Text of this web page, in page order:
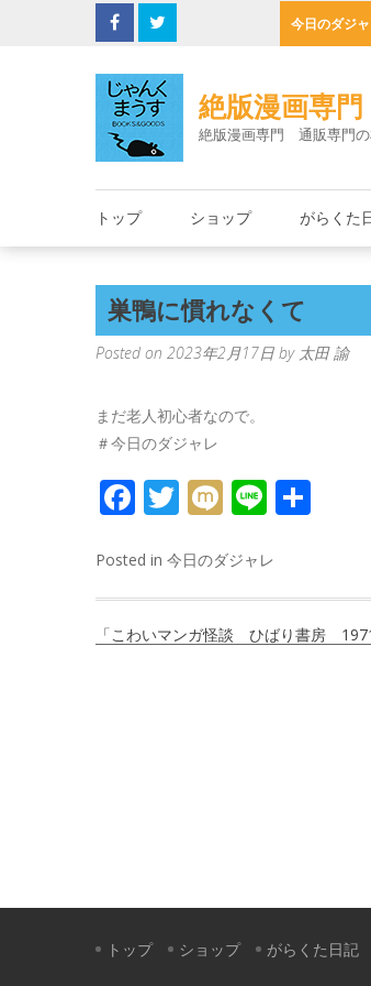
今日のダジ
絶版漫画専
絶版漫画専門 通販専門の
トップ ショップ がらくた
巣鴨に慣れなくて
Posted on 2023年2月17日 by 太田 諭
まだ老人初心者なので。
＃今日のダジャレ
FACEBOOK
TWITTER
MIXILINE
Posted in 今日のダジャレ
「こわいマンガ怪談 ひばり書房 1971
トップ ショップ がらくた日記